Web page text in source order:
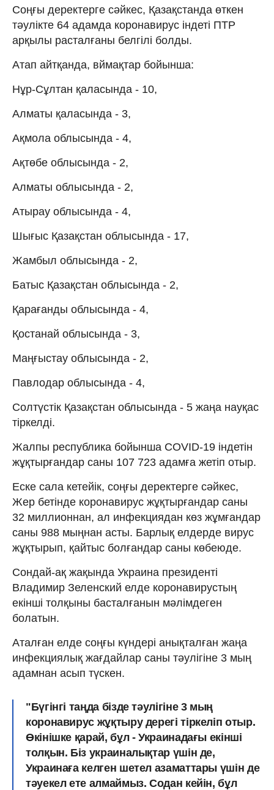
Соңғы деректерге сәйкес, Қазақстанда өткен
тәулікте 64 адамда коронавирус індеті ПТР
арқылы расталғаны белгілі болды.
Атап айтқанда, вймақтар бойынша:
Нұр-Сұлтан қаласында - 10,
Алматы қаласында - 3,
Ақмола облысында - 4,
Ақтөбе облысында - 2,
Алматы облысында - 2,
Атырау облысында - 4,
Шығыс Қазақстан облысында - 17,
Жамбыл облысында - 2,
Батыс Қазақстан облысында - 2,
Қарағанды облысында - 4,
Қостанай облысында - 3,
Маңғыстау облысында - 2,
Павлодар облысында - 4,
Солтүстік Қазақстан облысында - 5 жаңа науқас
тіркелді.
Жалпы республика бойынша COVID-19 індетін
жұқтырғандар саны 107 723 адамға жетіп отыр.
Еске сала кетейік, соңғы деректерге сәйкес,
Жер бетінде коронавирус жұқтырғандар саны
32 миллионнан, ал инфекциядан көз жұмғандар
саны 988 мыңнан асты. Барлық елдерде вирус
жұқтырып, қайтыс болғандар саны көбеюде.
Сондай-ақ жақында Украина президенті
Владимир Зеленский елде коронавирустың
екінші толқыны басталғанын мәлімдеген
болатын.
Аталған елде соңғы күндері анықталған жаңа
инфекциялық жағдайлар саны тәулігіне 3 мың
адамнан асып түскен.
"Бүгінгі таңда бізде тәулігіне 3 мың
коронавирус жұқтыру дерегі тіркеліп отыр.
Өкінішке қарай, бұл - Украинадағы екінші
толқын. Біз украиналықтар үшін де,
Украинаға келген шетел азаматтары үшін де
тәуекел ете алмаймыз. Содан кейін, бұл